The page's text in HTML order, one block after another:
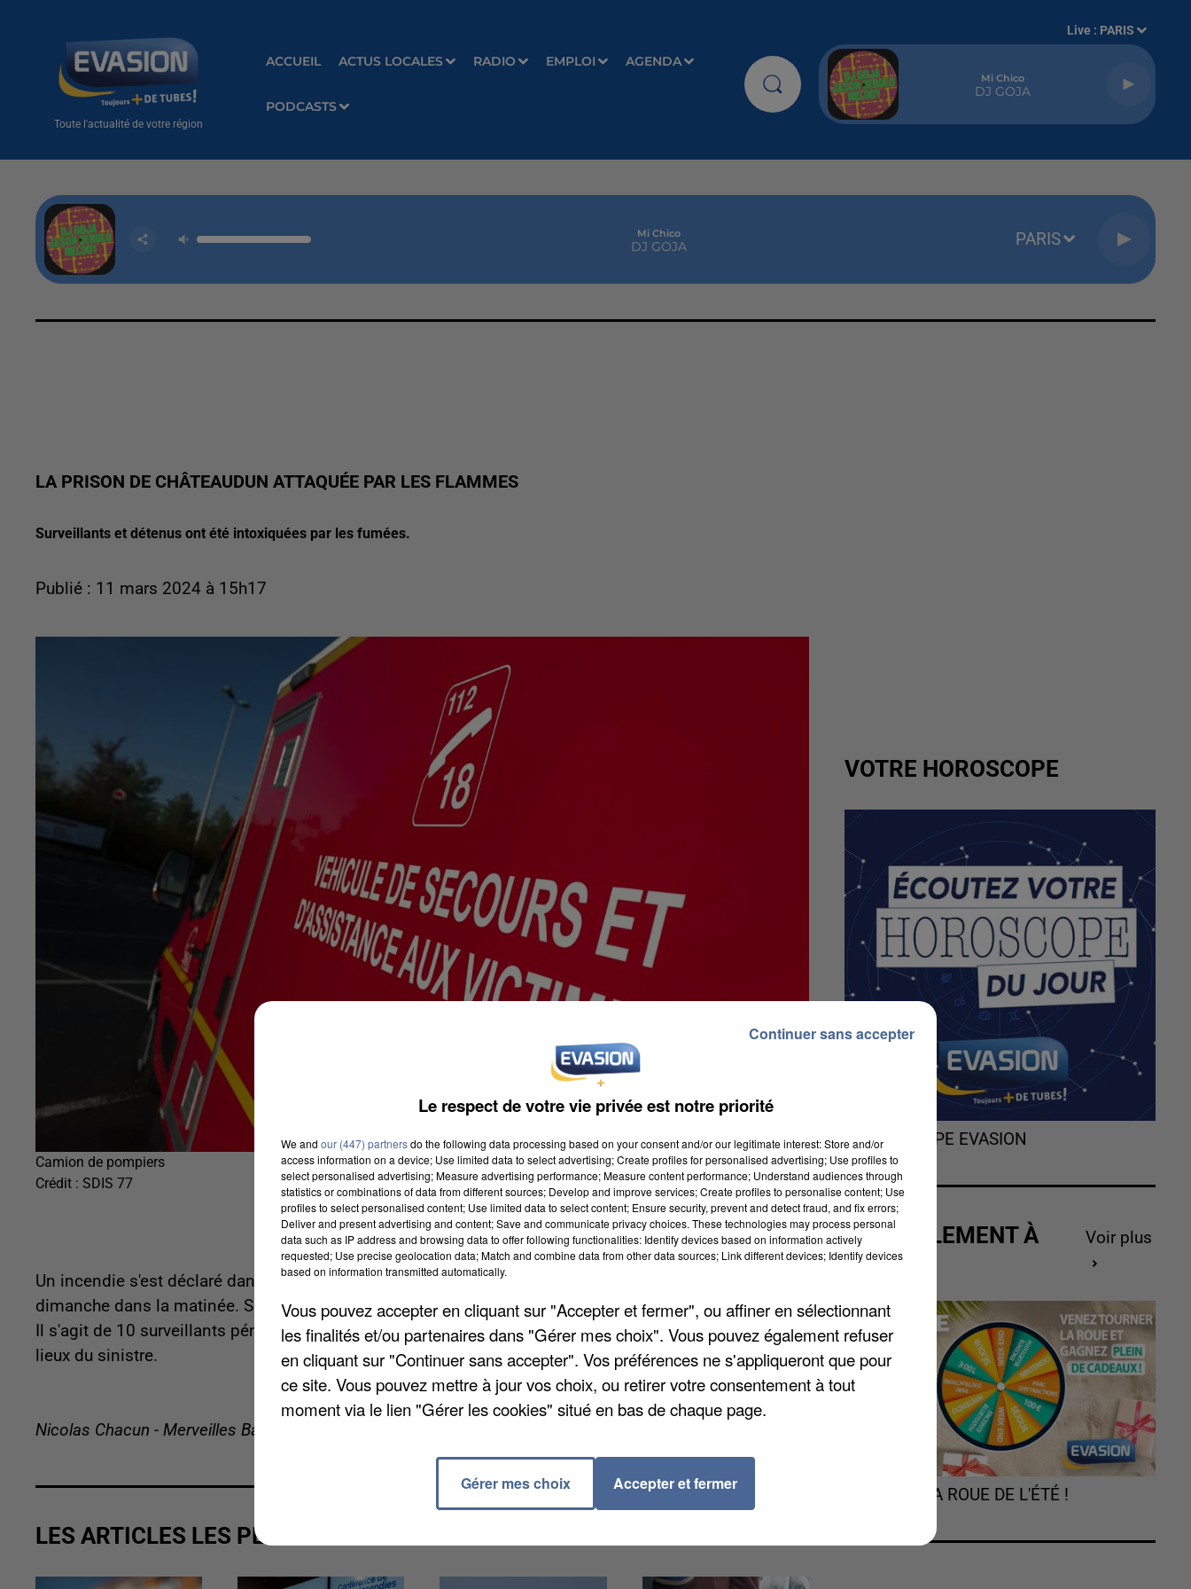
Toute l'actualité de votre région
ACCUEIL ACTUS LOCALES RADIO EMPLOI AGENDA
PODCASTS
Live : PARIS
Mi Chico
DJ GOJA
Mi Chico
DJ GOJA PARIS
LA PRISON DE CHÂTEAUDUN ATTAQUÉE PAR LES FLAMMES
Surveillants et détenus ont été intoxiquées par les fumées.
Publié : 11 mars 2024 à 15h17
Camion de pompiers
Crédit : SDIS 77
Un incendie s'est déclaré dans un centre de détention à Châteaudun. Les faits se sont produits
dimanche dans la matinée. Selon un premier bilan, treize personnes ont été touchées par les fumées.
Il s'agit de 10 surveillants pénitentiaires, et trois détenus. Quatorze pompiers sont intervenus sur les
lieux du sinistre.
Nicolas Chacun - Merveilles Bavuidinsi
LES ARTICLES LES PLUS VUS
VOTRE HOROSCOPE
L'HOROSCOPE EVASION
ACTUELLEMENT À
GAGNER
Voir plus
TOURNEZ LA ROUE DE L'ÉTÉ !
Le respect de votre vie privée est notre priorité
We and our (447) partnersdo the following data processing based on your consent and/or our legitimate interest: Store and/or
access information on a device; Use limited data to select advertising; Create profiles for personalised advertising; Use profiles to
select personalised advertising; Measure advertising performance; Measure content performance; Understand audiences through
statistics or combinations of data from different sources; Develop and improve services; Create profiles to personalise content; Use
profiles to select personalised content; Use limited data to select content; Ensure security, prevent and detect fraud, and fix errors;
Deliver and present advertising and content; Save and communicate privacy choices. These technologies may process personal
data such as IP address and browsing data to offer following functionalities: Identify devices based on information actively
requested; Use precise geolocation data; Match and combine data from other data sources; Link different devices; Identify devices
based on information transmitted automatically.
Vous pouvez accepter en cliquant sur "Accepter et fermer", ou affiner en sélectionnant
les finalités et/ou partenaires dans "Gérer mes choix". Vous pouvez également refuser
en cliquant sur "Continuer sans accepter". Vos préférences ne s'appliqueront que pour
ce site. Vous pouvez mettre à jour vos choix, ou retirer votre consentement à tout
moment via le lien "Gérer les cookies" situé en bas de chaque page.
Gérer mes choix Accepter et fermer
Continuer sans accepter